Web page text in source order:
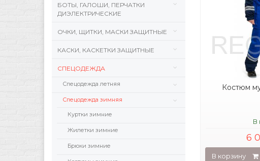
БОТЫ, ГАЛОШИ, ПЕРЧАТКИ
ДИЭЛЕКТРИЧЕСКИЕ
ОЧКИ, ЩИТКИ, МАСКИ ЗАЩИТНЫЕ
КАСКИ, КАСКЕТКИ ЗАЩИТНЫЕ
СПЕЦОДЕЖДА
Спецодежда летняя
Спецодежда зимняя
Куртки зимние
Жилетки зимние
Брюки зимние
Костюм
В
6
В корзину